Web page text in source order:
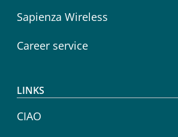
Sapienza Wireless
Career service
LINKS
CIAO